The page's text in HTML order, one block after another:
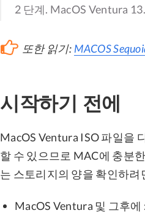
2 단계. MacOS Ventura
또한 읽기: MACOS
시작하기 전에
MacOS Ventura ISO 파일을
할 수 있으므로 MAC에 충분
는 스토리지의 양을 확인하
MacOS Ventura 및 그후